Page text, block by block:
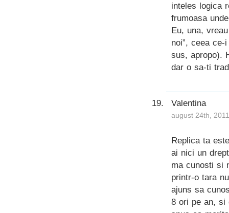
inteles logica
frumoasa
Eu, una,
noi”, ceea
sus, apropo).
dar o sa-ti
Valentina
august 24th,
Replica ta
ai nici un
ma cunosti si
printr-o tara
ajuns sa
8 ori pe an, si